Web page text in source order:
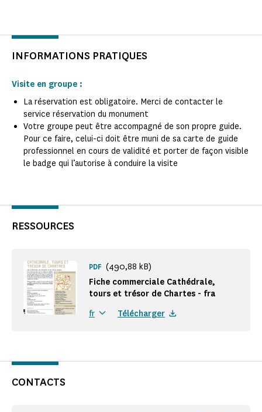
INFORMATIONS PRATIQUES
Visite en groupe :
La réservation est obligatoire. Merci de contacter le
service réservation du monument
Votre groupe peut être accompagné de son propre guide.
Pour ce faire, celui-ci doit être muni de sa carte de guide
professionnel en cours de validité et porter de façon visible
le badge qui l’autorise à conduire la visite
RESSOURCES
Fiche commerciale Cathédrale,
tours et trésor de Chartes - fra
PDF (490,88 kB)
fr Télécharger
CONTACTS